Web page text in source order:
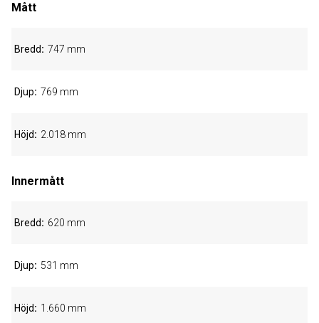
Mått
Bredd 747 mm
Djup 769 mm
Höjd 2.018 mm
Innermått
Bredd 620 mm
Djup 531 mm
Höjd 1.660 mm